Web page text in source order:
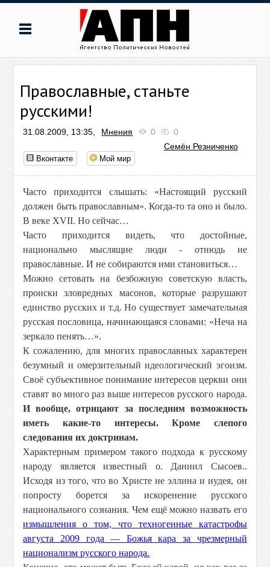
Православные, станьте
русскими!
31.08.2009, 13:35, Мнения 0
0
Семён Резниченко
Вконтакте Мой мир
Часто приходится слышать: «Настоящий русский
должен быть православным». Когда-то та оно и было.
В веке XVII. Но сейчас…
Часто приходится видеть, что достойные,
национально мыслящие люди - отнюдь не
православные. И не собираются ими становиться…
Можно сетовать на безбожную советскую власть,
происки зловредных масонов, которые разрушают
единство русских и т.д. Но существует замечательная
русская пословица, начинающаяся словами: «Неча на
зеркало пенять…».
К сожалению, для многих православных характерен
безумный и омерзительный идеологический эгоизм.
Своё субъективное понимание интересов церкви они
ставят во много раз выше интересов русского народа.
И вообще, отрицают за последним возможность
иметь какие-то интересы. Кроме слепого
следования их доктринам.
Характерным примером такого подхода к русскому
народу является известный о. Даниил Сысоев..
Исходя из того, что во Христе не эллина и иудея, он
попросту борется за искоренение русского
национального сознания. Чем ещё можно назвать его
измышления о том, что техногенные катастрофы
августа 2009 года — Божья кара за чрезмерный
национализм русского народа.